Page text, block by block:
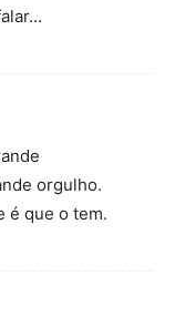
orgulho.
é que o tem.